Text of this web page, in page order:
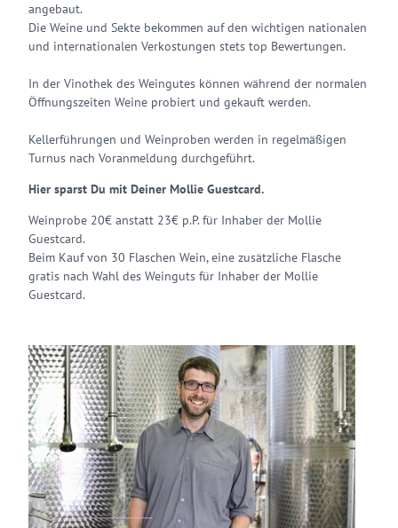
angebaut.
Die Weine und Sekte bekommen auf den wichtigen nationalen
und internationalen Verkostungen stets top Bewertungen.
In der Vinothek des Weingutes können während der normalen
Öffnungszeiten Weine probiert und gekauft werden.
Kellerführungen und Weinproben werden in regelmäßigen
Turnus nach Voranmeldung durchgeführt.
Hier sparst Du mit Deiner Mollie Guestcard.
Weinprobe 20€ anstatt 23€ p.P. für Inhaber der Mollie
Guestcard.
Beim Kauf von 30 Flaschen Wein, eine zusätzliche Flasche
gratis nach Wahl des Weinguts für Inhaber der Mollie
Guestcard.